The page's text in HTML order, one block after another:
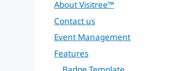
About Visitree™
Contact us
Event Management
Features